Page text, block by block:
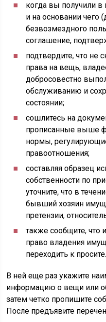
когда вы получили
и на основании чего
безвозмездного
соглашение,
подтвердите, что не
права на вещь,
добросовестно
обслуживанию и
состоянии;
сошлитесь на
прописанные выше
нормы,
правоотношения;
составляя образец
собственности по
уточните, что в
бывший хозяин
претензии,
также сообщите, что
право владения
переходить к
В ней еще раз укажите
информацию о вещи или
затем четко пропишите
После предъявите